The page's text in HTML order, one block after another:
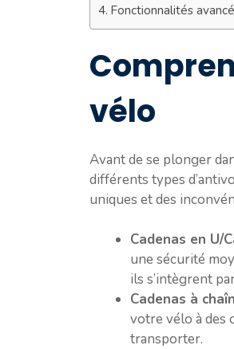
Fonctionnalités
vélo
Avant de se plonger
différents types
uniques et des
Cadenas en U/
une sécurité
ils s’intègrent
Cadenas à
votre vélo à des
transporter.